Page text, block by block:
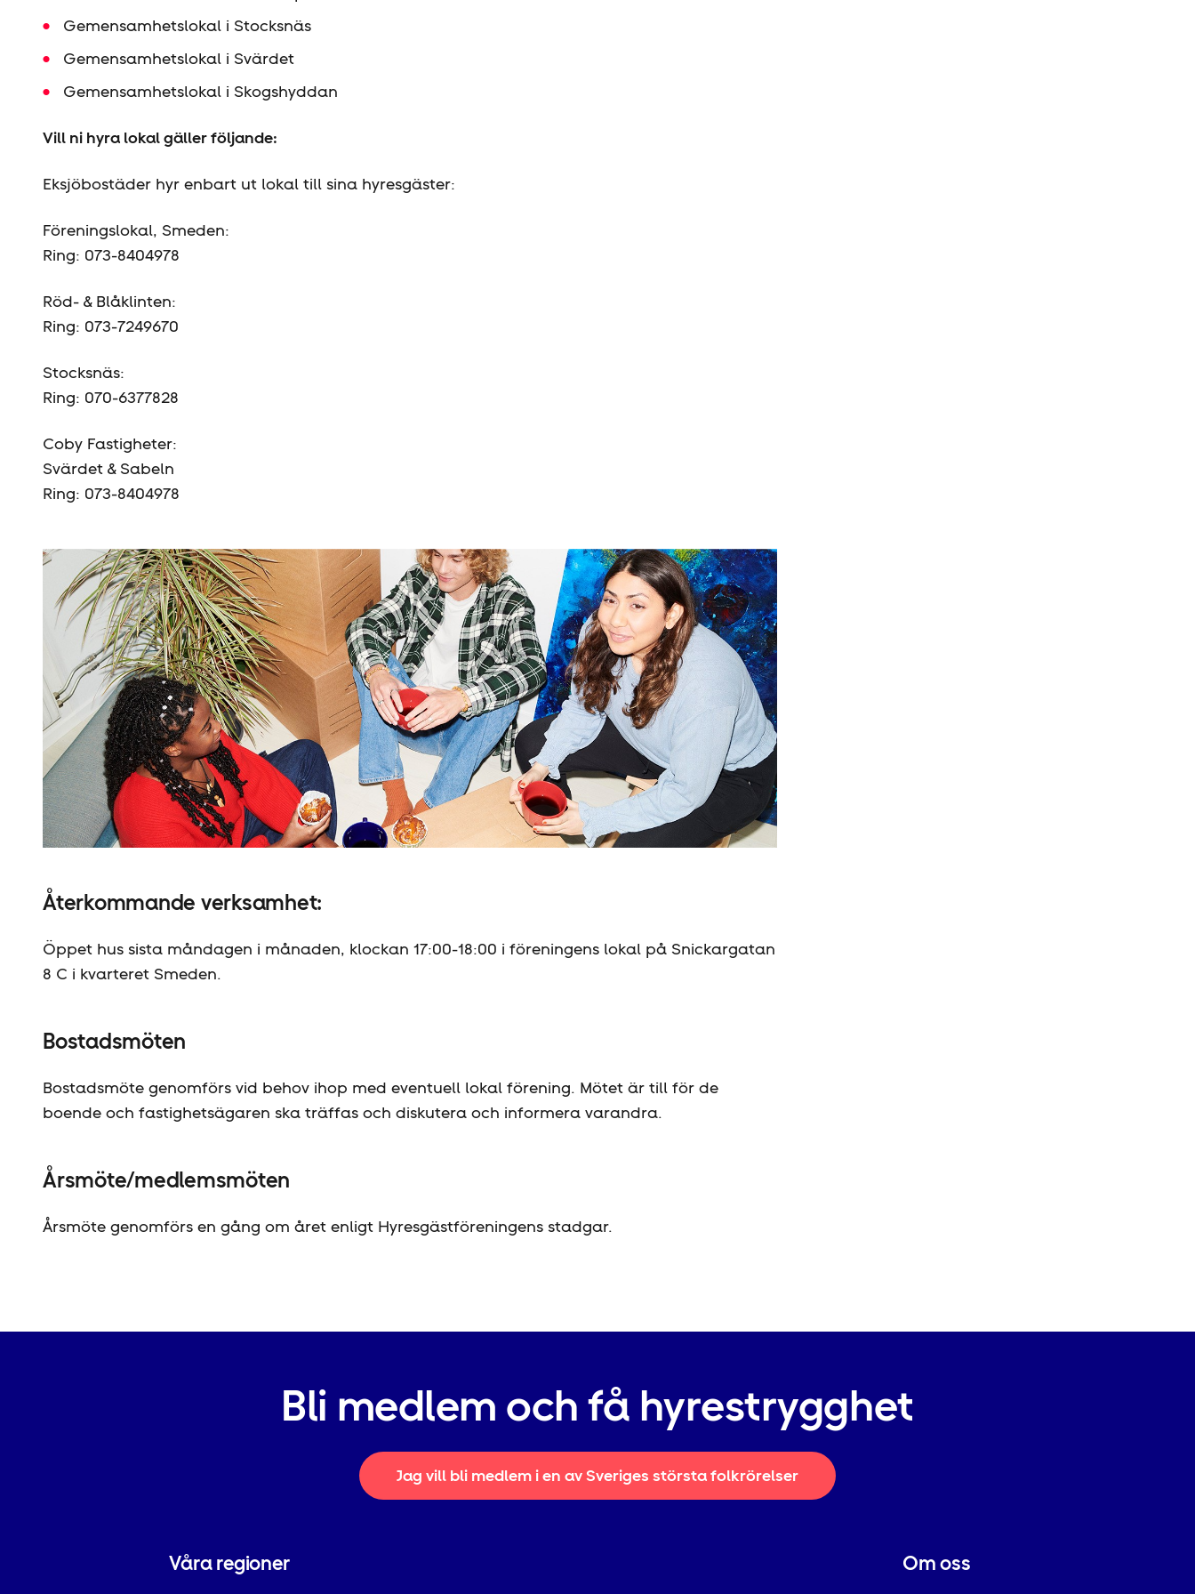
Gemensamhetslokal i Stocksnäs
Gemensamhetslokal i Svärdet
Gemensamhetslokal i Skogshyddan
Vill ni hyra lokal gäller följande:
Eksjöbostäder hyr enbart ut lokal till sina hyresgäster:
Föreningslokal, Smeden:
Ring: 073-8404978
Röd- & Blåklinten:
Ring: 073-7249670
Stocksnäs:
Ring: 070-6377828
Coby Fastigheter:
Svärdet & Sabeln
Ring: 073-8404978
Återkommande verksamhet:
Öppet hus sista måndagen i månaden, klockan 17:00-18:00 i föreningens lokal på Snickargatan
8 C i kvarteret Smeden.
Bostadsmöten
Bostadsmöte genomförs vid behov ihop med eventuell lokal förening. Mötet är till för de
boende och fastighetsägaren ska träffas och diskutera och informera varandra.
Årsmöte/medlemsmöten
Årsmöte genomförs en gång om året enligt Hyresgäst­föreningens stadgar.
Bli medlem och få hyrestrygghet
Jag vill bli medlem i en av Sveriges största folkrörelser
Våra regioner Om oss